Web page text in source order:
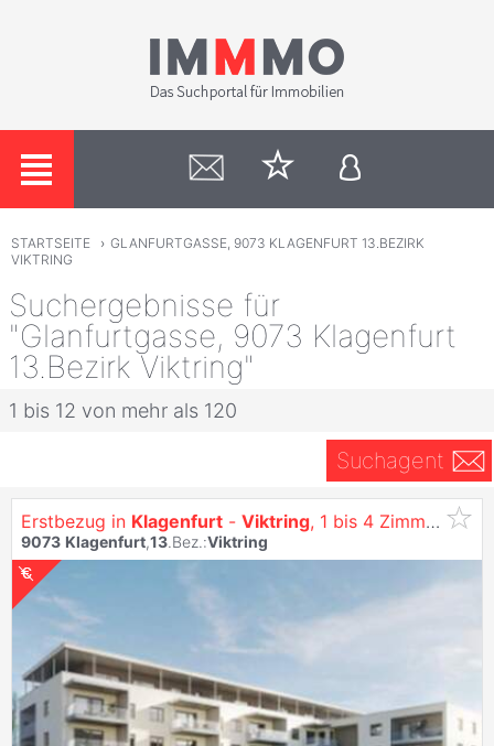
STARTSEITE › GLANFURTGASSE, 9073 KLAGENFURT 13.BEZIRK
VIKTRING
Suchergebnisse für
"Glanfurtgasse, 9073 Klagenfurt
13.Bezirk Viktring"
1 bis 12 von mehr als 120
Suchagent
Erstbezug in Klagenfurt - Viktring, 1 bis 4 Zimmer Wohnungen - siehe: https://vitrino.at/
9073 Klagenfurt,13.Bez.:Viktring